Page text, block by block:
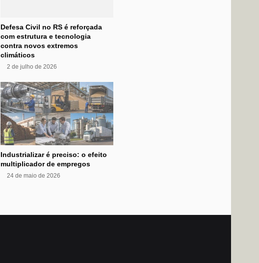
Defesa Civil no RS é reforçada
com estrutura e tecnologia
contra novos extremos
climáticos
2 de julho de 2026
Industrializar é preciso: o efeito
multiplicador de empregos
24 de maio de 2026